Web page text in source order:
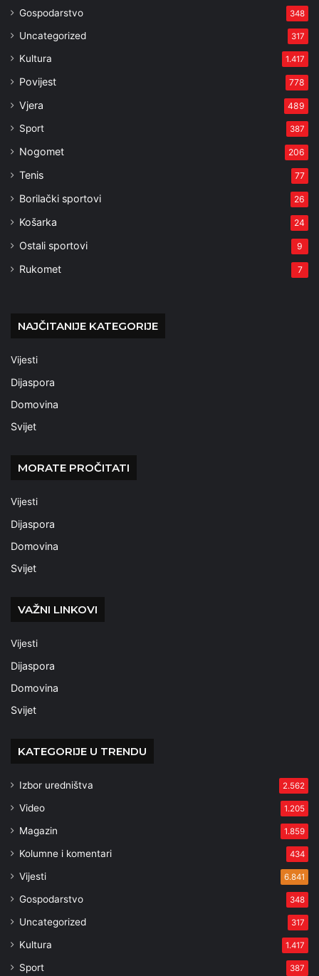
Gospodarstvo 348
Uncategorized 317
Kultura 1.417
Povijest 778
Vjera 489
Sport 387
Nogomet 206
Tenis 77
Borilački sportovi 26
Košarka 24
Ostali sportovi 9
Rukomet 7
NAJČITANIJE KATEGORIJE
Vijesti
Dijaspora
Domovina
Svijet
MORATE PROČITATI
Vijesti
Dijaspora
Domovina
Svijet
VAŽNI LINKOVI
Vijesti
Dijaspora
Domovina
Svijet
KATEGORIJE U TRENDU
Izbor uredništva 2.562
Video 1.205
Magazin 1.859
Kolumne i komentari 434
Vijesti 6.841
Gospodarstvo 348
Uncategorized 317
Kultura 1.417
Sport 387